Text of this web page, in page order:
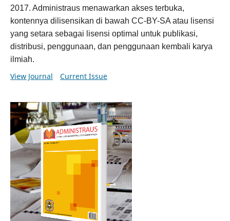
2017. Administraus menawarkan akses terbuka,
kontennya dilisensikan di bawah CC-BY-SA atau lisensi
yang setara sebagai lisensi optimal untuk publikasi,
distribusi, penggunaan, dan penggunaan kembali karya
ilmiah.
View Journal Current Issue